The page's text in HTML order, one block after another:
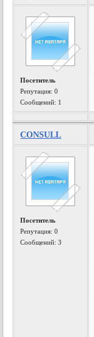
Посетитель
Репутация:0
Сообщений: 1
CONSULL
Посетитель
Репутация:0
Сообщений: 3